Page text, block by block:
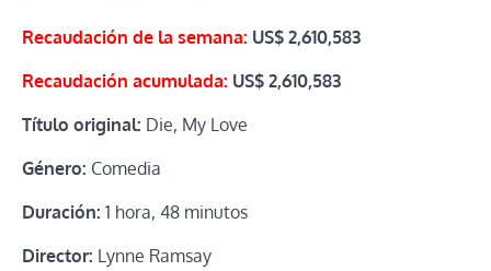
Recaudación de la semana: US$ 2,610,583
Recaudación acumulada: US$ 2,610,583
Título original: Die, My Love
Género: Comedia
Duración: 1 hora, 48 minutos
Director: Lynne Ramsay